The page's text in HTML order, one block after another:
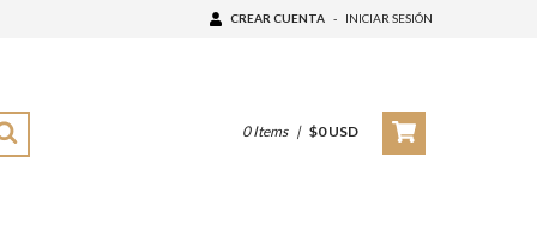
CREAR CUENTA - INICIAR SESIÓN
0Items | $0 USD